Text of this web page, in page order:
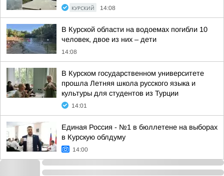
КУРСКИЙ 14:08
В Курской области на водоемах погибли 10
человек, двое из них – дети
14:08
В Курском государственном университете
прошла Летняя школа русского языка и
культуры для студентов из Турции
14:01
Единая Россия - №1 в бюллетене на выборах
в Курскую облдуму
14:00